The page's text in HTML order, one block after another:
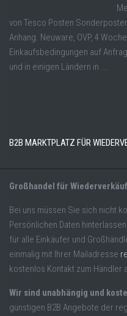
von Tesco Posten
Anhang. Neuware, OVP, 4
Einkaufsbedingungen auf
und in einigen Ländern in ...
B2B MARKTPLATZ FÜR
Großhandel für
Bei uns müssen Sie sich nicht
Persönlichen Daten
für alle Einkäufer und
einmalig mit Ihrer Mailadresse
kostenlos Kontakt zum Händler
Wir sind unabhängig und
günstigen B2B Angebote der